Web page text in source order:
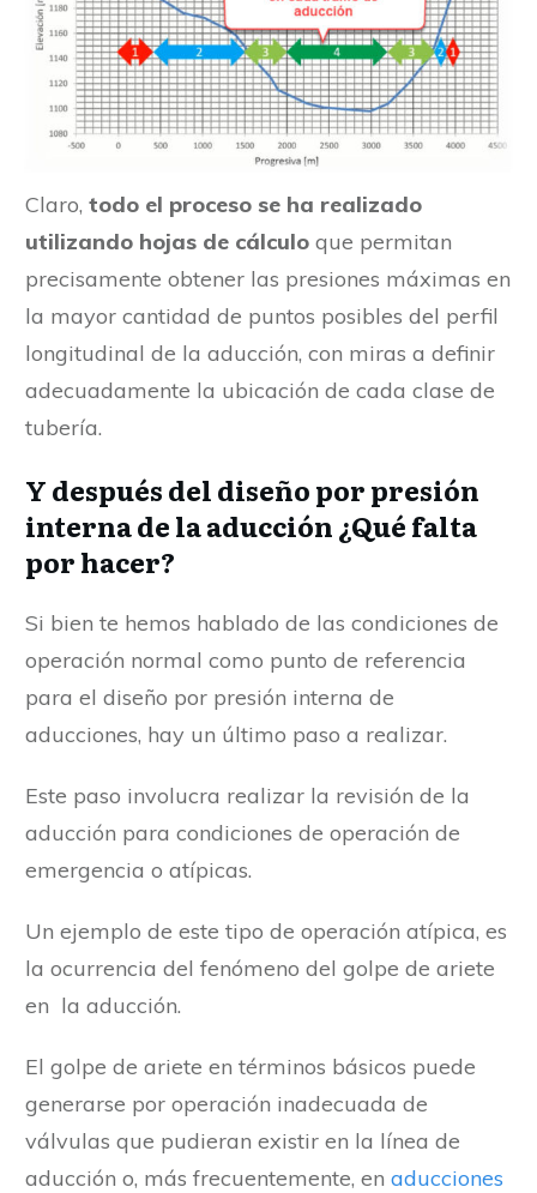
Claro, todo el proceso se ha realizado
utilizando hojas de cálculo que permitan
precisamente obtener las presiones máximas en
la mayor cantidad de puntos posibles del perfil
longitudinal de la aducción, con miras a definir
adecuadamente la ubicación de cada clase de
tubería.
Y después del diseño por presión
interna de la aducción ¿Qué falta
por hacer?
Si bien te hemos hablado de las condiciones de
operación normal como punto de referencia
para el diseño por presión interna de
aducciones, hay un último paso a realizar.
Este paso involucra realizar la revisión de la
aducción para condiciones de operación de
emergencia o atípicas.
Un ejemplo de este tipo de operación atípica, es
la ocurrencia del fenómeno del golpe de ariete
en la aducción.
El golpe de ariete en términos básicos puede
generarse por operación inadecuada de
válvulas que pudieran existir en la línea de
aducción o, más frecuentemente, en aducciones